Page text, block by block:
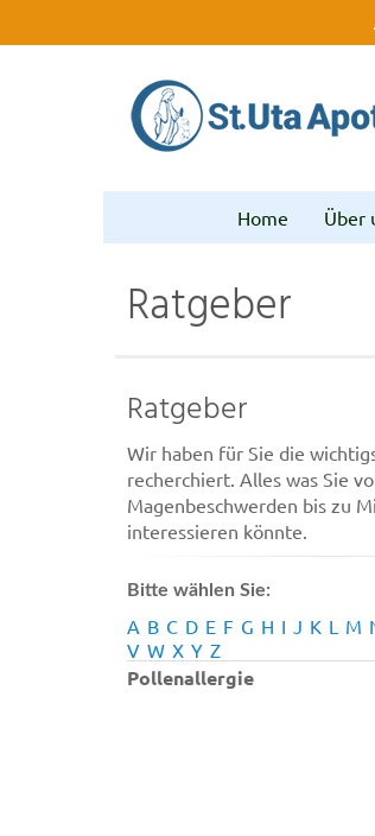
Home Über
Ratgeber
Ratgeber
Wir haben für Sie die
recherchiert. Alles was Sie
Magenbeschwerden bis zu
interessieren könnte.
Bitte wählen Sie:
A B C D E F G H I J K L M
V W X Y Z
Pollenallergie